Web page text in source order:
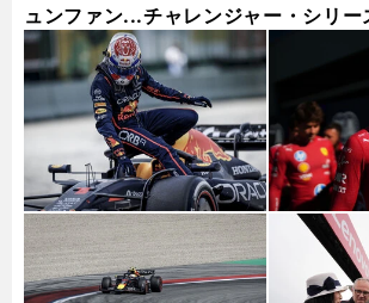
ュンファン...チャレンジャー・シリー
杯フォトギャラリー